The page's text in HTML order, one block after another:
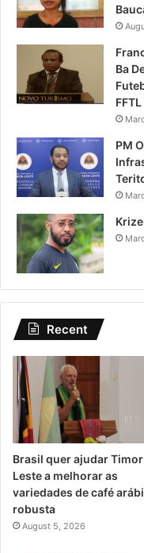
Ba
PM
Recent
Brasil quer ajudar
Leste a melhorar as
variedades de café
robusta
August 5, 2026